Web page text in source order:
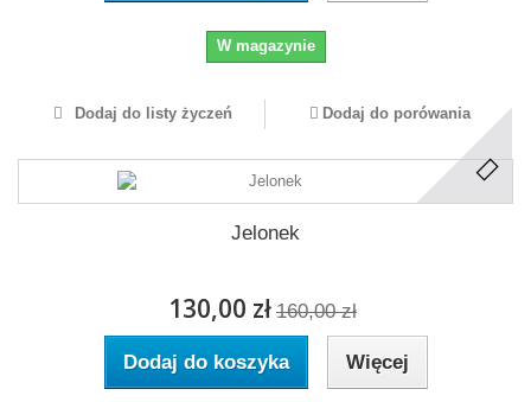
W magazynie
Dodaj do listy życzeń Dodaj do porówania
Jelonek
130,00 zł 160,00 zł
Dodaj do koszyka Więcej